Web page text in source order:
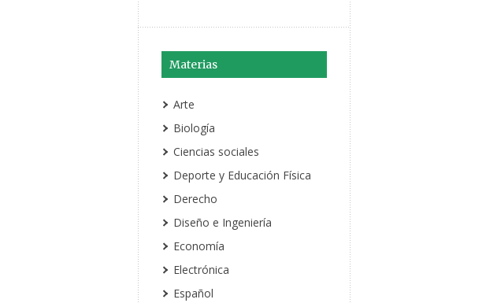
Materias
Arte
Biología
Ciencias sociales
Deporte y Educación Física
Derecho
Diseño e Ingeniería
Economía
Electrónica
Español